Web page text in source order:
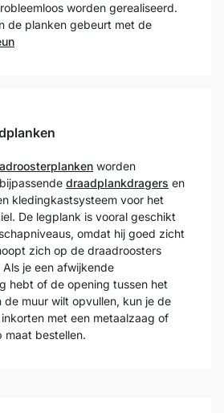
worden gerealiseerd.
de planken gebeurt met de
worden
draadplankdragers en
kledingkastsysteem voor het
De legplank is vooral geschikt
omdat hij goed zicht
zich op de draadroosters
je een afwijkende
hebt of de opening tussen het
muur wilt opvullen, kun je de
met een metaalzaag of
maat bestellen.